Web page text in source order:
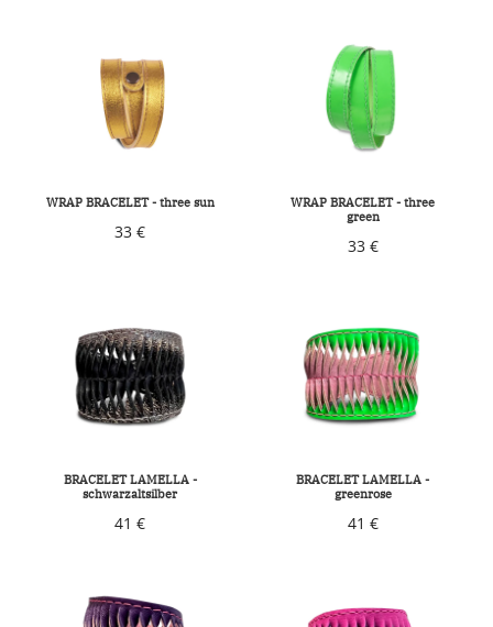
WRAP BRACELET - three sun
33 €
WRAP BRACELET - three
green
33 €
BRACELET LAMELLA -
schwarzaltsilber
41 €
BRACELET LAMELLA -
greenrose
41 €